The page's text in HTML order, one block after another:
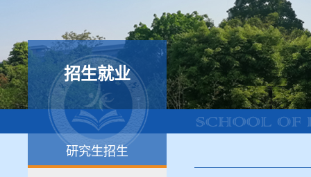
招生就业
研究生招生